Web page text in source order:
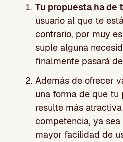
Tu propuesta ha de
usuario al que te
contrario, por muy
suple alguna
finalmente pasará
Además de ofrecer
una forma de que
resulte más
competencia, ya
mayor facilidad de